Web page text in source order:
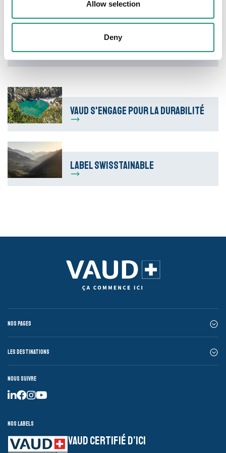
Allow selection
Deny
Fonds de soutien à l’économie durable
VAUD s'engage pour la durabilité
Label Swisstainable
Nos pages
Les destinations
Nous suivre
Nos labels
VAUD CERTIFIÉ D’ICI